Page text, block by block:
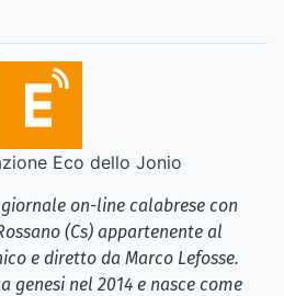
Eco dello Jonio
on-line calabrese con
(Cs) appartenente al
e diretto da Marco Lefosse.
genesi nel 2014 e nasce come